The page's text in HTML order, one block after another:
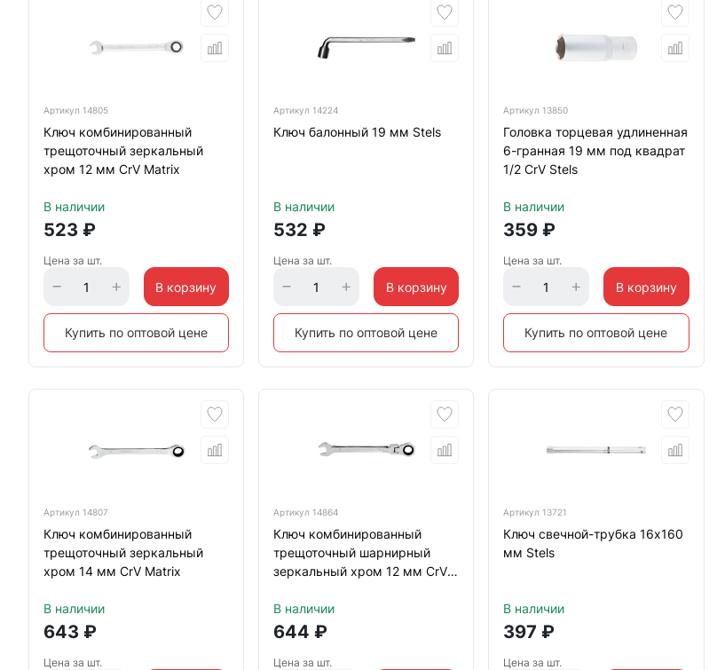
Артикул 14805
Ключ комбинированный
трещоточный зеркальный
хром 12 мм CrV Matrix
В наличии
523 ₽
Цена за шт.
В корзину
Купить по оптовой цене
Артикул14224
Ключ балонный 19 мм Stels
В наличии
532 ₽
Цена за шт.
В корзину
Купить по оптовой цене
Артикул13850
Головка торцевая удлиненная
6-гранная 19 мм под квадрат
1/2 CrV Stels
В наличии
359 ₽
Цена за шт.
В корзину
Купить по оптовой цене
Артикул 14807
Ключ комбинированный
трещоточный зеркальный
хром 14 мм CrV Matrix
В наличии
643 ₽
Цена за шт.
Артикул14864
Ключ комбинированный
трещоточный шарнирный
зеркальный хром 12 мм CrV
В наличии
644 ₽
Цена за шт.
Артикул13721
Ключ свечной-трубка 16х160
мм Stels
В наличии
397 ₽
Цена за шт.